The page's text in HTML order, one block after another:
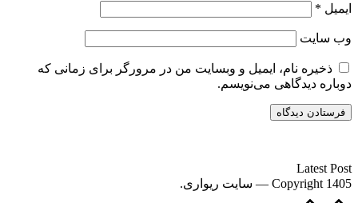
ایمیل *
وب‌ سایت
ذخیره نام، ایمیل و وبسایت من در مرورگر برای زمانی که
دوباره دیدگاهی می‌نویسم.
Latest Post
Copyright 1405 — سایت ریواری.